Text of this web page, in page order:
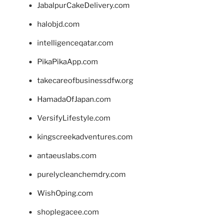
JabalpurCakeDelivery.com
halobjd.com
intelligenceqatar.com
PikaPikaApp.com
takecareofbusinessdfw.org
HamadaOfJapan.com
VersifyLifestyle.com
kingscreekadventures.com
antaeuslabs.com
purelycleanchemdry.com
WishOping.com
shoplegacee.com